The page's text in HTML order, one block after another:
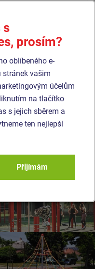
korespondenční adresa
s
prosím?
oblíbeného e-
stránek vašim
účelům
na tlačítko
s jejich sběrem a
ten nejlepší
Přijímám